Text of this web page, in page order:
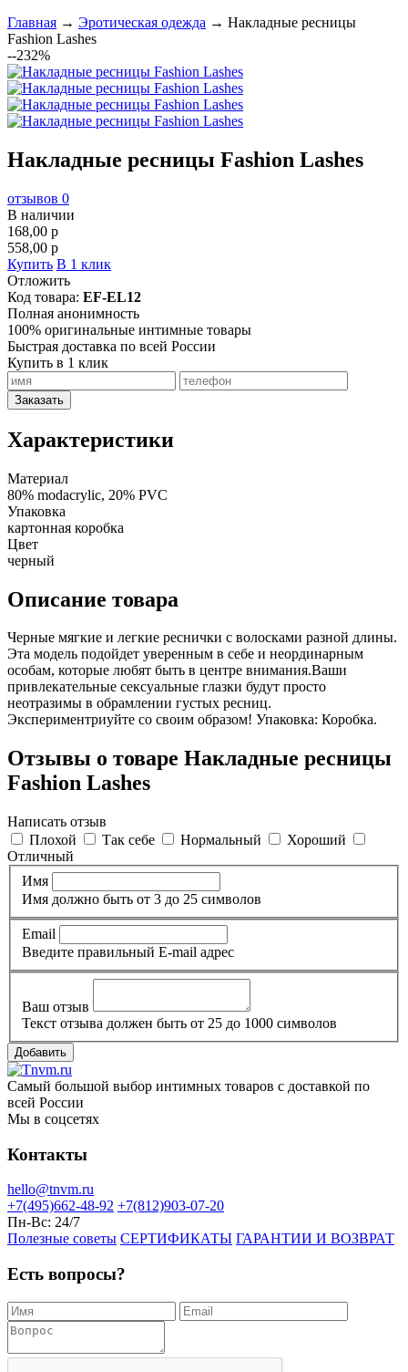
Главная → Эротическая одежда → Накладные ресницы
Fashion Lashes
--232%
Накладные ресницы Fashion Lashes
отзывов 0
В наличии
168,00 p
558,00 p
Купить В 1 клик
Отложить
Код товара: EF-EL12
Полная анонимность
100% оригинальные интимные товары
Быстрая доставка по всей России
Купить в 1 клик
Заказать
Характеристики
Материал
80% modacrylic, 20% PVC
Упаковка
картонная коробка
Цвет
черный
Описание товара
Черные мягкие и легкие реснички с волосками разной длины.
Эта модель подойдет уверенным в себе и неординарным
особам, которые любят быть в центре внимания.Ваши
привлекательные сексуальные глазки будут просто
неотразимы в обрамлении густых ресниц.
Экспериментриуйте со своим образом! Упаковка: Коробка.
Отзывы о товаре Накладные ресницы
Fashion Lashes
Написать отзыв
Плохой
Так себе Нормальный
Хороший
Отличный
Имя
Имя должно быть от 3 до 25 символов
Email
Введите правильный E-mail адрес
Ваш отзыв
Текст отзыва должен быть от 25 до 1000 символов
Добавить
Самый большой выбор интимных товаров с доставкой по
всей России
Мы в соцсетях
Контакты
hello@tnvm.ru
+7(495)662-48-92 +7(812)903-07-20
Пн-Вс: 24/7
Полезные советы СЕРТИФИКАТЫ ГАРАНТИИ И ВОЗВРАТ
Есть вопросы?